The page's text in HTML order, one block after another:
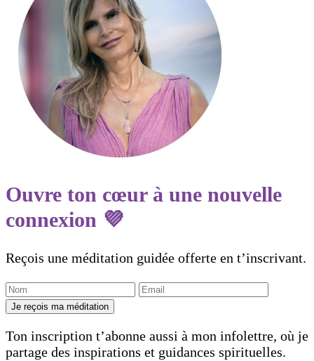
Ouvre ton cœur à une nouvelle
connexion 💜
Reçois une méditation guidée offerte en t’inscrivant.
Je reçois ma méditation
Ton inscription t’abonne aussi à mon infolettre, où je
partage des inspirations et guidances spirituelles.